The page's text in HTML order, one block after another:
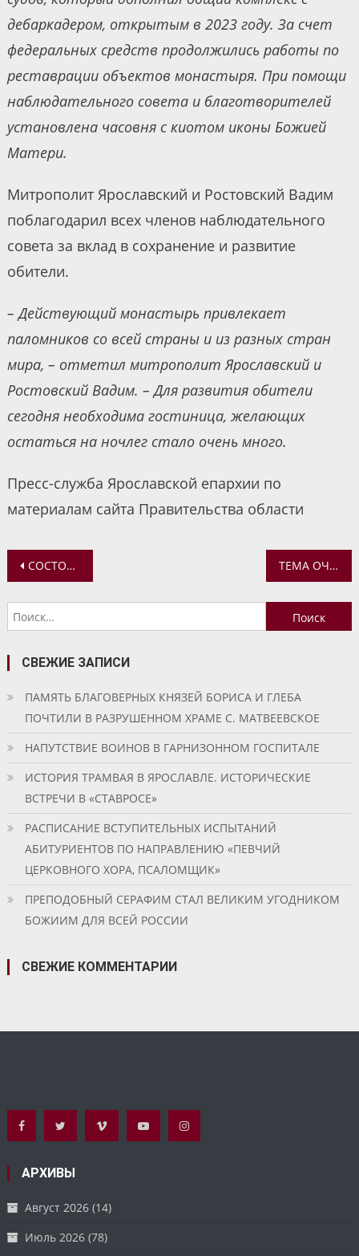
дебаркадером, открытым в 2023 году. За счет
федеральных средств продолжились работы по
реставрации объектов монастыря. При помощи
наблюдательного совета и благотворителей
установлена часовня с киотом иконы Божией
Матери.
Митрополит Ярославский и Ростовский Вадим
поблагодарил всех членов наблюдательного
совета за вклад в сохранение и развитие
обители.
– Действующий монастырь привлекает
паломников со всей страны и из разных стран
мира, – отметил митрополит Ярославский и
Ростовский Вадим. – Для развития обители
сегодня необходима гостиница, желающих
остаться на ночлег стало очень много.
Пресс-служба Ярославской епархии по
материалам сайта Правительства области
Навигация
по
записям
СОСТОИТСЯ ПРЕЗЕНТАЦИЯ КНИГИ СТИХОВ АРХИМАНДРИТА СИЛЬВЕСТРА (ЛУКАШЕНКО) ТЕМА ОЧЕРЕДНОЙ ДИСКУССИОННОЙ МОЛОДЕЖНОЙ ВСТРЕЧИ: «ЧТО ЧЕЛОВЕКУ НАДО ДЛЯ СЧАСТЬЯ?..»
Найти:
СВЕЖИЕ ЗАПИСИ
ПАМЯТЬ БЛАГОВЕРНЫХ КНЯЗЕЙ БОРИСА И ГЛЕБА
ПОЧТИЛИ В РАЗРУШЕННОМ ХРАМЕ С. МАТВЕЕВСКОЕ
НАПУТСТВИЕ ВОИНОВ В ГАРНИЗОННОМ ГОСПИТАЛЕ
ИСТОРИЯ ТРАМВАЯ В ЯРОСЛАВЛЕ. ИСТОРИЧЕСКИЕ
ВСТРЕЧИ В «СТАВРОСЕ»
РАСПИСАНИЕ ВСТУПИТЕЛЬНЫХ ИСПЫТАНИЙ
АБИТУРИЕНТОВ ПО НАПРАВЛЕНИЮ «ПЕВЧИЙ
ЦЕРКОВНОГО ХОРА, ПСАЛОМЩИК»
ПРЕПОДОБНЫЙ СЕРАФИМ СТАЛ ВЕЛИКИМ УГОДНИКОМ
БОЖИИМ ДЛЯ ВСЕЙ РОССИИ
СВЕЖИЕ КОММЕНТАРИИ
АРХИВЫ
Август 2026 (14)
Июль 2026 (78)